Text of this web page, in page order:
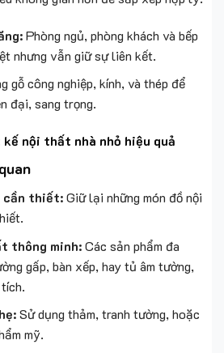
Phòng ngủ, phòng khách và bếp
nhưng vẫn giữ sự liên kết.
gỗ công nghiệp, kính, và thép để
đại, sang trọng.
nội thất nhà nhỏ hiệu quả
cần thiết:Giữ lại những món đồ nội
thông minh:Các sản phẩm đa
gấp, bàn xếp, hay tủ âm tường,
Sử dụng thảm, tranh tường, hoặc
mỹ.